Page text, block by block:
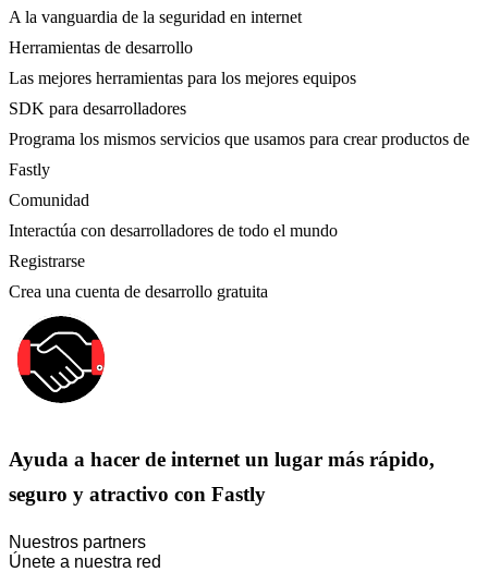
A la vanguardia de la seguridad en internet
Herramientas de desarrollo
Las mejores herramientas para los mejores equipos
SDK para desarrolladores
Programa los mismos servicios que usamos para crear productos de
Fastly
Comunidad
Interactúa con desarrolladores de todo el mundo
Registrarse
Crea una cuenta de desarrollo gratuita
Ayuda a hacer de internet un lugar más rápido,
seguro y atractivo con Fastly
Nuestros partners
Únete a nuestra red